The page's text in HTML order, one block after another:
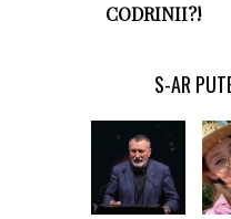
CODRINII?!
S-AR